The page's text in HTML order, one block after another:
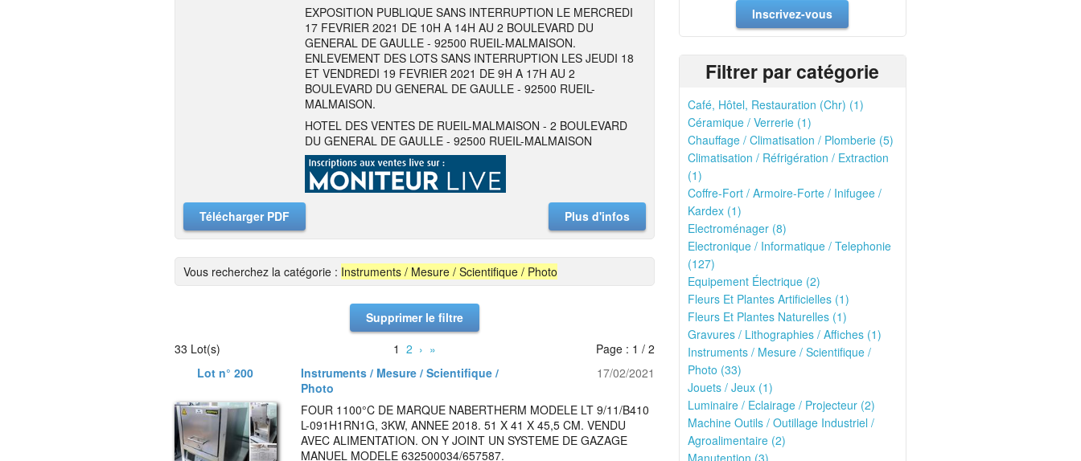
EXPOSITION PUBLIQUE SANS INTERRUPTION LE MERCREDI
17 FEVRIER 2021 DE 10H A 14H AU 2 BOULEVARD DU
GENERAL DE GAULLE - 92500 RUEIL-MALMAISON.
ENLEVEMENT DES LOTS SANS INTERRUPTION LES JEUDI 18
ET VENDREDI 19 FEVRIER 2021 DE 9H A 17H AU 2
BOULEVARD DU GENERAL DE GAULLE - 92500 RUEIL-
MALMAISON.
HOTEL DES VENTES DE RUEIL-MALMAISON - 2 BOULEVARD
DU GENERAL DE GAULLE - 92500 RUEIL-MALMAISON
Télécharger PDF Plus d'infos
Vous recherchez la catégorie : Instruments / Mesure / Scientifique / Photo
Supprimer le filtre
33 Lot(s)
1 2 › »
Page : 1 / 2
Lot n° 200
Instruments / Mesure / Scientifique /
Photo
17/02/2021
FOUR 1100°C DE MARQUE NABERTHERM MODELE LT 9/11/B410
L-091H1RN1G, 3KW, ANNEE 2018. 51 X 41 X 45,5 CM. VENDU
AVEC ALIMENTATION. ON Y JOINT UN SYSTEME DE GAZAGE
MANUEL MODELE 632500034/657587.
Inscrivez-vous
Filtrer par catégorie
Café, Hôtel, Restauration (Chr) (1)
Céramique / Verrerie (1)
Chauffage / Climatisation / Plomberie (5)
Climatisation / Réfrigération / Extraction
(1)
Coffre-Fort / Armoire-Forte / Inifugee /
Kardex (1)
Electroménager (8)
Electronique / Informatique / Telephonie
(127)
Equipement Électrique (2)
Fleurs Et Plantes Artificielles (1)
Fleurs Et Plantes Naturelles (1)
Gravures / Lithographies / Affiches (1)
Instruments / Mesure / Scientifique /
Photo (33)
Jouets / Jeux (1)
Luminaire / Eclairage / Projecteur (2)
Machine Outils / Outillage Industriel /
Agroalimentaire (2)